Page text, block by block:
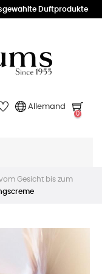
Duftprodukte
Allemand
0
vom Gesicht bis zum